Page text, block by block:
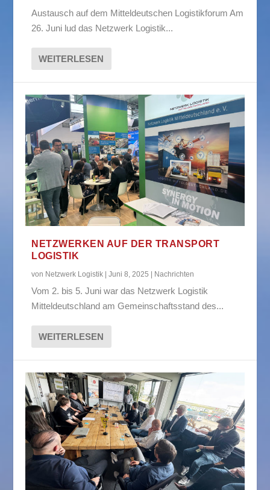
Austausch auf dem Mitteldeutschen Logistikforum Am
26. Juni lud das Netzwerk Logistik...
WEITERLESEN
NETZWERKEN AUF DER TRANSPORT
LOGISTIK
von Netzwerk Logistik |Juni 8, 2025 Nachrichten
Vom 2. bis 5. Juni war das Netzwerk Logistik
Mitteldeutschland am Gemeinschaftsstand des...
WEITERLESEN